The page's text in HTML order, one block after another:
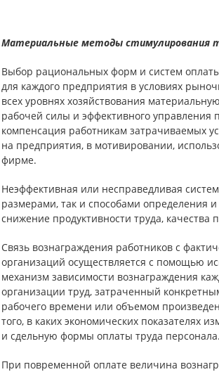
Материальные методы стимулирования
Выбор рациональных форм и систем
для каждого предприятия в условиях
всех уровнях хозяйствования
рабочей силы и эффективного управления
компенсация работникам затрачиваемых
на предприятия, в мотивировании,
фирме.
Неэффективная или несправедливая
размерами, так и способами определения
снижение продуктивности труда,
Связь вознаграждения работников с
организаций осуществляется с помощью
механизм зависимости вознаграждения
организации труд, затраченный
рабочего времени или объемом
того, в каких экономических показателях
и сдельную формы оплаты труда персонала.
При повременной оплате величина